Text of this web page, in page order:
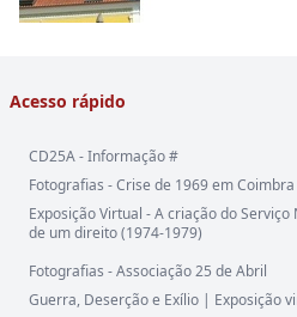
Acesso rápido
CD25A - Informação #
Fotografias - Crise de 1969 em Coimbra
Exposição Virtual - A criação do
de um direito (1974-1979)
Fotografias - Associação 25 de Abril
Guerra, Deserção e Exílio | Exposição